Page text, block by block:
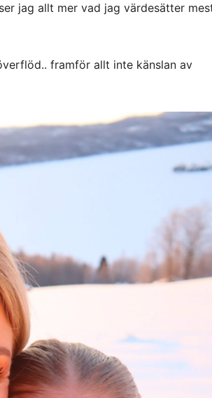
jag allt mer vad jag värdesätter
framför allt inte känslan av